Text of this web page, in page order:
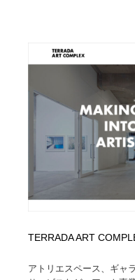
TERRADA ART
アトリエスペース、ギャ